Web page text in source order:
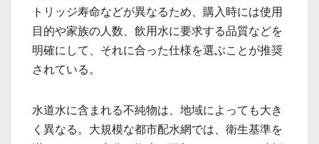
トリッジ寿命などが異なるため、購入時には使用
目的や家族の人数、飲用水に要求する品質などを
明確にして、それに合った仕様を選ぶことが推奨
されている。
水道水に含まれる不純物は、地域によっても大き
く異なる。大規模な都市配水網では、衛生基準を